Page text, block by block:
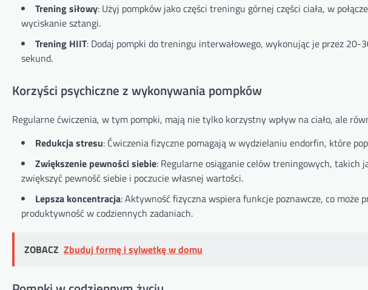
Trening siłowy: Użyj pompków jako części treningu górnej części ciała, w
wyciskanie sztangi.
Trening HIIT: Dodaj pompki do treningu interwałowego, wykonując je przez
sekund.
Korzyści psychiczne z wykonywania pompków
Regularne ćwiczenia, w tym pompki, mają nie tylko korzystny wpływ na ciało, ale
Redukcja stresu: Ćwiczenia fizyczne pomagają w wydzielaniu endorfin, które
Zwiększenie pewności siebie: Regularne osiąganie celów treningowych, takich
zwiększyć pewność siebie i poczucie własnej wartości.
Lepsza koncentracja: Aktywność fizyczna wspiera funkcje poznawcze, co może
produktywność w codziennych zadaniach.
ZOBACZ Zbuduj formę i sylwetkę w domu